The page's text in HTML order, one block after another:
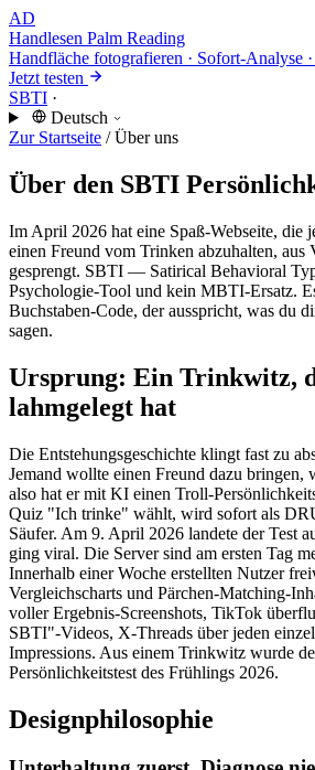
AD
Handlesen Palm Reading
Handfläche fotografieren · Sofort-Analyse
Jetzt testen
SBTI ·
Deutsch
Zur Startseite / Über uns
Über den SBTI
Im April 2026 hat eine Spaß-Webseite, die
einen Freund vom Trinken abzuhalten, aus
gesprengt. SBTI — Satirical Behavioral
Psychologie-Tool und kein MBTI-Ersatz.
Buchstaben-Code, der ausspricht, was du
sagen.
Ursprung: Ein Trinkwitz,
lahmgelegt hat
Die Entstehungsgeschichte klingt fast zu
Jemand wollte einen Freund dazu
also hat er mit KI einen Troll-
Quiz "Ich trinke" wählt, wird sofort als
Säufer. Am 9. April 2026 landete der Test
ging viral. Die Server sind am ersten Tag
Innerhalb einer Woche erstellten Nutzer
Vergleichscharts und Pärchen-Matching-
voller Ergebnis-Screenshots, TikTok
SBTI"-Videos, X-Threads über jeden
Impressions. Aus einem Trinkwitz wurde
Persönlichkeitstest des Frühlings 2026.
Designphilosophie